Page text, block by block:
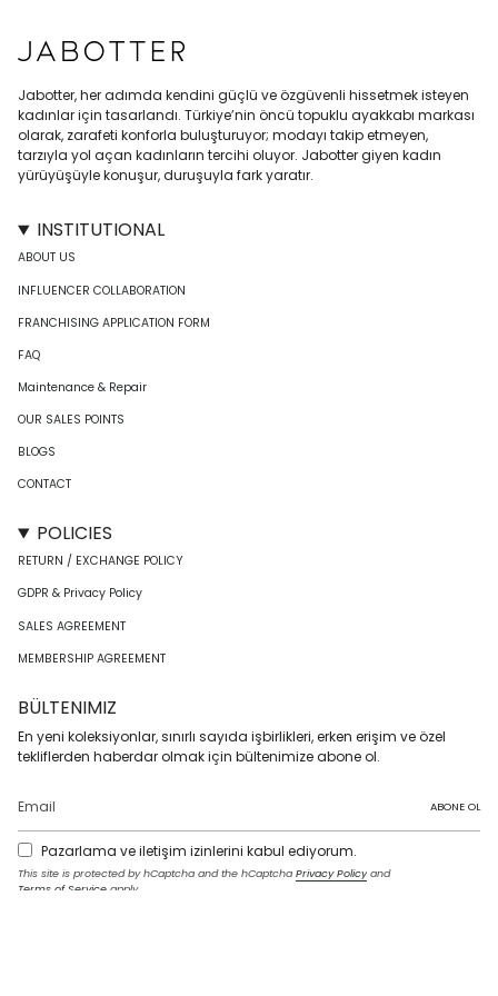
Jabotter, her adımda kendini güçlü ve özgüvenli hissetmek isteyen
kadınlar için tasarlandı. Türkiye’nin öncü topuklu ayakkabı markası
olarak, zarafeti konforla buluşturuyor; modayı takip etmeyen,
tarzıyla yol açan kadınların tercihi oluyor. Jabotter giyen kadın
yürüyüşüyle konuşur, duruşuyla fark yaratır.
INSTITUTIONAL
ABOUT US
INFLUENCER COLLABORATION
FRANCHISING APPLICATION FORM
FAQ
Maintenance & Repair
OUR SALES POINTS
BLOGS
CONTACT
POLICIES
RETURN / EXCHANGE POLICY
GDPR & Privacy Policy
SALES AGREEMENT
MEMBERSHIP AGREEMENT
BÜLTENIMIZ
En yeni koleksiyonlar, sınırlı sayıda işbirlikleri, erken erişim ve özel
tekliflerden haberdar olmak için bültenimize abone ol.
ABONE OL
Pazarlama ve iletişim izinlerini kabul ediyorum.
This site is protected by hCaptcha and the hCaptcha Privacy Policy and
Terms of Service apply.